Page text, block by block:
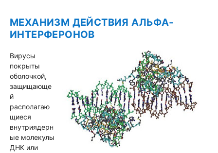
МЕХАНИЗМ ДЕЙСТВИЯ АЛЬФА-
ИНТЕРФЕРОНОВ
Вирусы
покрыты
оболочкой,
защищающе
й
располагаю
щиеся
внутриядерн
ые молекулы
ДНК или